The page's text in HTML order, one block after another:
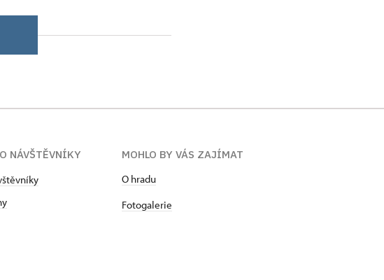
NÁVŠTĚVNÍKY
MOHLO BY VÁS ZAJÍMAT
O hradu
Fotogalerie